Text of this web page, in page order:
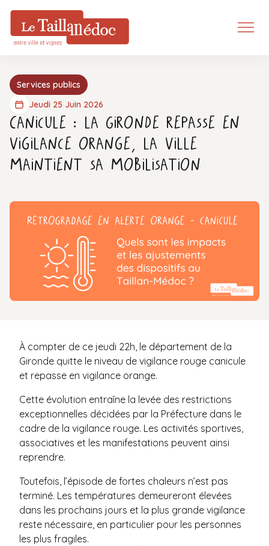
Services publics
Jeudi 25 Juin 2026
Canicule : la Gironde repasse en
vigilance orange, la Ville
maintient sa mobilisation
À compter de ce jeudi 22h, le département de la
Gironde quitte le niveau de vigilance rouge canicule
et repasse en vigilance orange.
Cette évolution entraîne la levée des restrictions
exceptionnelles décidées par la Préfecture dans le
cadre de la vigilance rouge. Les activités sportives,
associatives et les manifestations peuvent ainsi
reprendre.
Toutefois, l’épisode de fortes chaleurs n’est pas
terminé. Les températures demeureront élevées
dans les prochains jours et la plus grande vigilance
reste nécessaire, en particulier pour les personnes
les plus fragiles.